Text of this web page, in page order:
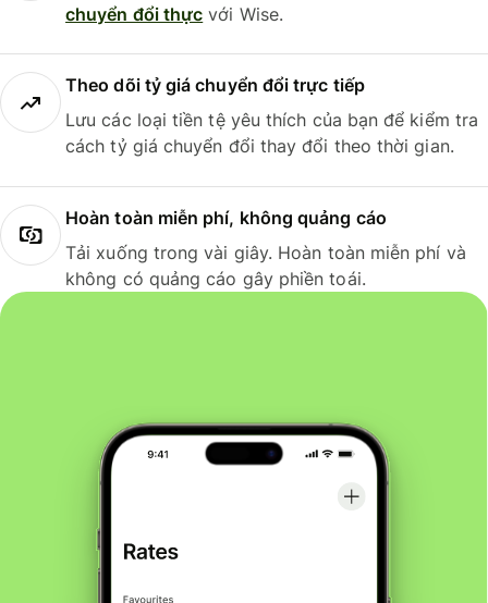
chuyển đổi thực với Wise.
Theo dõi tỷ giá chuyển đổi trực tiếp
Lưu các loại tiền tệ yêu thích của bạn để kiểm tra
cách tỷ giá chuyển đổi thay đổi theo thời gian.
Hoàn toàn miễn phí, không quảng cáo
Tải xuống trong vài giây. Hoàn toàn miễn phí và
không có quảng cáo gây phiền toái.